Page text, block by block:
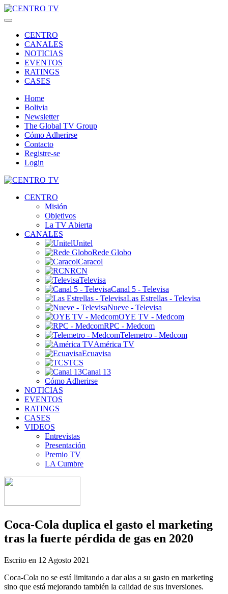
CENTRO
CANALES
NOTICIAS
EVENTOS
RATINGS
CASES
Home
Bolivia
Newsletter
The Global TV Group
Cómo Adherirse
Contacto
Registre-se
Login
CENTRO
Misión
Objetivos
La TV Abierta
CANALES
Unitel
Rede Globo
Caracol
RCN
Televisa
Canal 5 - Televisa
Las Estrellas - Televisa
Nueve - Televisa
OYE TV - Medcom
RPC - Medcom
Telemetro - Medcom
América TV
Ecuavisa
TCS
Canal 13
Cómo Adherirse
NOTICIAS
EVENTOS
RATINGS
CASES
VIDEOS
Entrevistas
Presentación
Premio TV
LA Cumbre
Coca-Cola duplica el gasto el marketing
tras la fuerte pérdida de gas en 2020
Escrito en 12 Agosto 2021
Coca-Cola no se está limitando a dar alas a su gasto en marketing
sino que está mejorando también la calidad de sus inversiones.